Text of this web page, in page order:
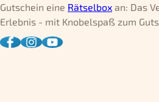
Gutschein eine Rätselbox an: Das
Erlebnis - mit Knobelspaß zum